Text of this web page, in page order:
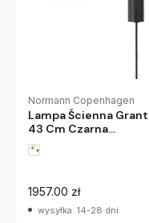
Normann Copenhagen
Lampa Ścienna Grant
43 Cm Czarna
Normann Copenhagen
1957.00 zł
wysyłka: 14-28 dni